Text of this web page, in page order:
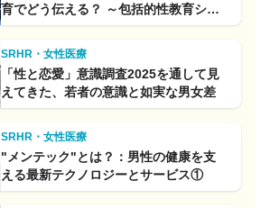
育でどう伝える？ ～包括的性教育シリ
ーズ～
SRHR・女性医療
「性と恋愛」意識調査2025を通して見
えてきた、若者の意識と如実な男女差
SRHR・女性医療
"メンテック"とは？：男性の健康を支
える最新テクノロジーとサービス①